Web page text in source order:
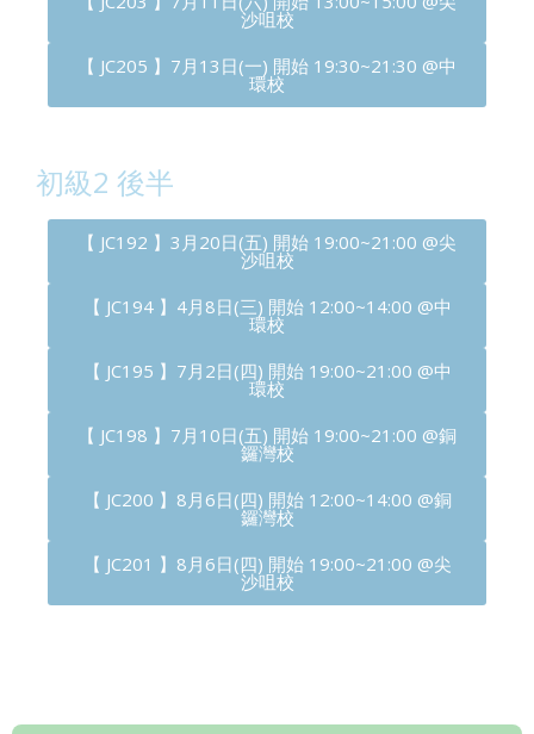
沙咀校
【 JC205 】7月13日(一) 開始 19:30~21:30 @中
環校
初級2 後半
【 JC192 】3月20日(五) 開始 19:00~21:00 @尖
沙咀校
【 JC194 】4月8日(三) 開始 12:00~14:00 @中
環校
【 JC195 】7月2日(四) 開始 19:00~21:00 @中
環校
【 JC198 】7月10日(五) 開始 19:00~21:00 @銅
鑼灣校
【 JC200 】8月6日(四) 開始 12:00~14:00 @銅
鑼灣校
【 JC201 】8月6日(四) 開始 19:00~21:00 @尖
沙咀校